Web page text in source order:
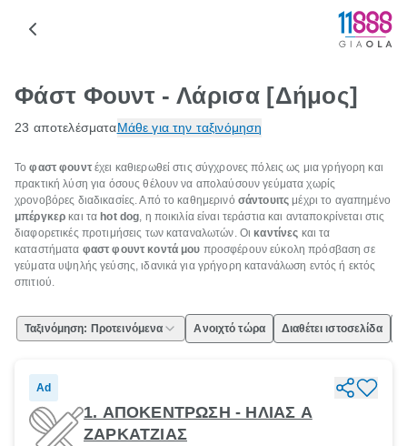
Φάστ Φουντ - Λάρισα [Δήμος]
23 αποτελέσματαΜάθε για την ταξινόμηση
Τοφαστ φουντέχει καθιερωθεί στις σύγχρονες πόλεις ως μια γρήγορη και
πρακτική λύση για όσους θέλουν να απολαύσουν γεύματα χωρίς
χρονοβόρες διαδικασίες. Από το καθημερινό σάντουιτς μέχρι το αγαπημένο
μπέργκερ και τα hot dog, η ποικιλία είναι τεράστια και ανταποκρίνεται στις
διαφορετικές προτιμήσεις των καταναλωτών. Οι καντίνες και τα
καταστήματα φαστ φουντ κοντά μου προσφέρουν εύκολη πρόσβαση σε
γεύματα υψηλής γεύσης, ιδανικά για γρήγορη κατανάλωση εντός ή εκτός
σπιτιού.
Ταξινόμηση: Προτεινόμενα Ανοιχτό τώρα Διαθέτει ιστοσελίδα
Ad
1. ΑΠΟΚΕΝΤΡΩΣΗ - ΗΛΙΑΣ Α
ΖΑΡΚΑΤΖΙΑΣ